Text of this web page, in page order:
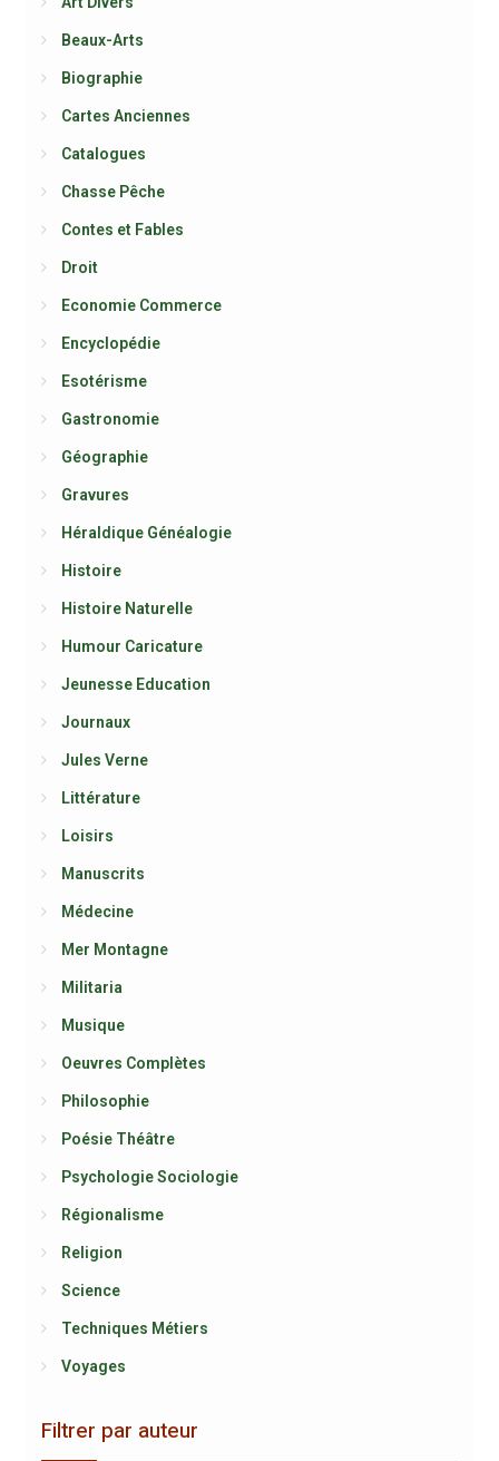
Beaux-Arts
Biographie
Cartes Anciennes
Catalogues
Chasse Pêche
Contes et Fables
Droit
Economie Commerce
Encyclopédie
Esotérisme
Gastronomie
Géographie
Gravures
Héraldique Généalogie
Histoire
Histoire Naturelle
Humour Caricature
Jeunesse Education
Journaux
Jules Verne
Littérature
Loisirs
Manuscrits
Médecine
Mer Montagne
Militaria
Musique
Oeuvres Complètes
Philosophie
Poésie Théâtre
Psychologie Sociologie
Régionalisme
Religion
Science
Techniques Métiers
Voyages
Filtrer par auteur